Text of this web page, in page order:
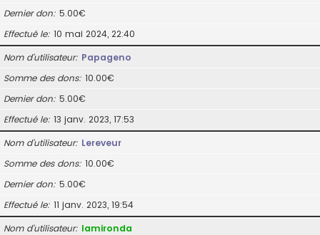
Dernier don 5.00€
Effectué le 10 mai 2024, 22:40
Nom d’utilisateur Papageno
Somme des dons 10.00€
Dernier don 5.00€
Effectué le 13 janv. 2023, 17:53
Nom d’utilisateur Lereveur
Somme des dons 10.00€
Dernier don 5.00€
Effectué le 11 janv. 2023, 19:54
Nom d’utilisateur lamironda